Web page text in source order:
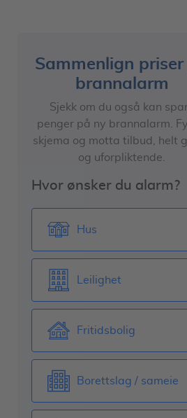
Brannalarm tilkoblet
Installasjon av brannalarm
Hvordan finne ditt
Sjekk omtaler på alarmer
Hva skal du velge?
Sammenligne priser
Sammenlign priser
brannalarm
Sjekk om du også kan
penger på ny brannalarm.
skjema og motta tilbud, helt
og uforpliktende.
Hvor ønsker du alarm?
Hus
Leilighet
Fritidsbolig
Borettslag / sameie